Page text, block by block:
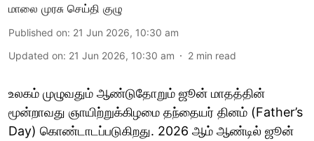
மாலை முரசு செய்தி குழு
Published on: 21 Jun 2026, 10:30 am
Updated on: 21 Jun 2026, 10:30 am 2 min read
உலகம் முழுவதும் ஆண்டுதோறும் ஜூன் மாதத்தின்
மூன்றாவது ஞாயிற்றுக்கிழமை தந்தையர் தினம் (Father’s
Day) கொண்டாடப்படுகிறது. 2026 ஆம் ஆண்டில் ஜூன்